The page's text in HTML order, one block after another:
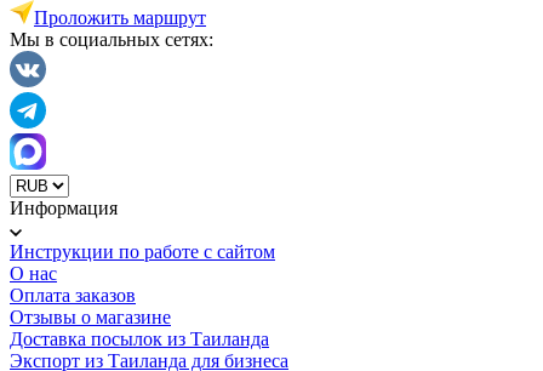
Проложить маршрут
Мы в социальных сетях:
Информация
Инструкции по работе с сайтом
О нас
Оплата заказов
Отзывы о магазине
Доставка посылок из Таиланда
Экспорт из Таиланда для бизнеса